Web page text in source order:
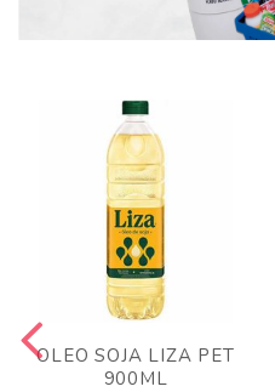
OLEO SOJA LIZA PET
900ML